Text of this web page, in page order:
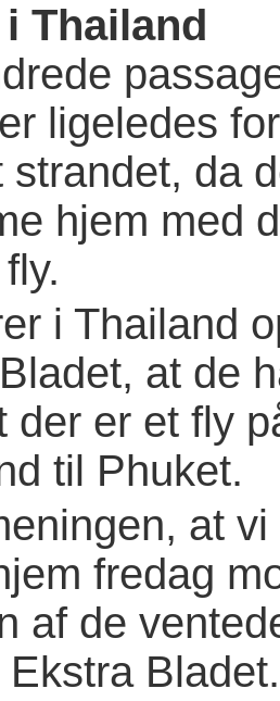
Thailand
ligeledes for
strandet, da
hjem med
i Thailand
at de
der er et fly
til Phuket.
at vi
fredag
af de
Bladet.